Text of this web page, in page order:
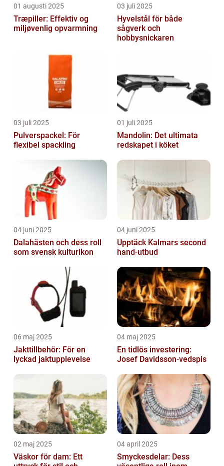
01 augusti 2025
Træpiller: Effektiv og
miljøvenlig opvarmning
03 juli 2025
Hyvelstål för både
sågverk och
hobbysnickaren
03 juli 2025
Pulverspackel: För
flexibel spackling
01 juli 2025
Mandolin: Det ultimata
redskapet i köket
04 juni 2025
Dalahästen och dess roll
som svensk kulturikon
04 juni 2025
Upptäck Kalmars second
hand-utbud
06 maj 2025
Jakttillbehör: För en
lyckad jaktupplevelse
04 maj 2025
En tidlös investering:
Josef Davidsson-vedspis
02 maj 2025
Väskor för dam: Ett
04 april 2025
Smyckesdelar: Dess